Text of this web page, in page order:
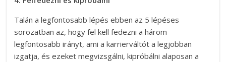
Talán a legfontosabb lépés ebben az 5 lépéses
sorozatban az, hogy fel kell fedezni a három
legfontosabb irányt, ami a karrierváltót a legjobban
izgatja, és ezeket megvizsgálni, kipróbálni alaposan a